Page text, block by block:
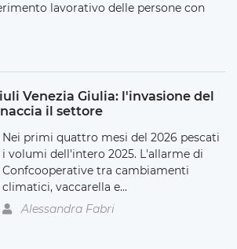
lavorativo delle persone con
Venezia Giulia: l'invasione del
il settore
Nei primi quattro mesi del 2026 pescati
i volumi dell'intero 2025. L'allarme di
Confcooperative tra cambiamenti
climatici, vaccarella e...
Alessandra Fabri